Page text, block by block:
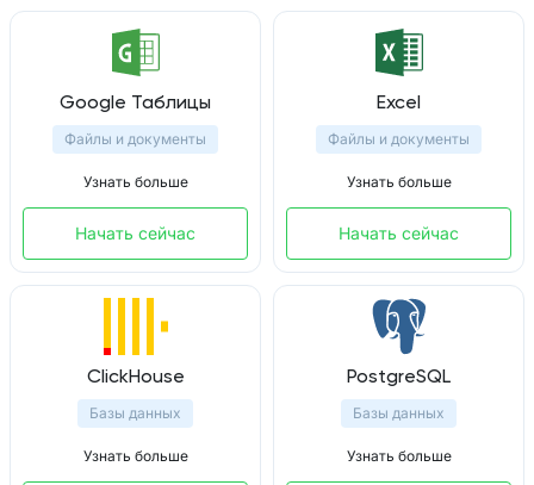
Google Таблицы
Файлы и документы
Узнать больше
Начать сейчас
Excel
Файлы и документы
Узнать больше
Начать сейчас
ClickHouse
Базы данных
Узнать больше
PostgreSQL
Базы данных
Узнать больше